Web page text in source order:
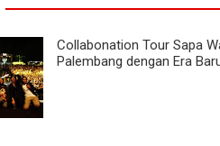
Collabonation Tour Sapa
Palembang dengan Era